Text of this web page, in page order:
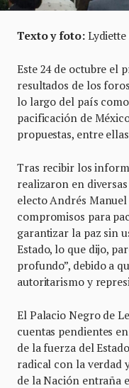
Texto y foto:Lydiette
Este 24 de octubre el
resultados de los
lo largo del país
pacificación de
propuestas, entre
Tras recibir los
realizaron en
electo Andrés
compromisos para
garantizar la paz sin
Estado, lo que dijo,
profundo”, debido a
autoritarismo y
El Palacio Negro de
cuentas pendientes
de la fuerza del
radical con la verdad
de la Nación entraña